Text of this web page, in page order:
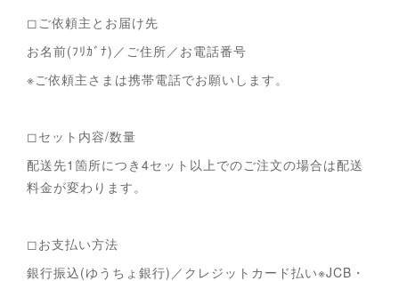
◻︎ご依頼主とお届け先
お名前(ﾌﾘｶﾞﾅ)／ご住所／お電話番号
※ご依頼主さまは携帯電話でお願いします。
◻︎セット内容/数量
配送先1箇所につき4セット以上でのご注文の場合は配送
料金が変わります。
◻︎お支払い方法
銀行振込(ゆうちょ銀行)／クレジットカード払い※JCB・